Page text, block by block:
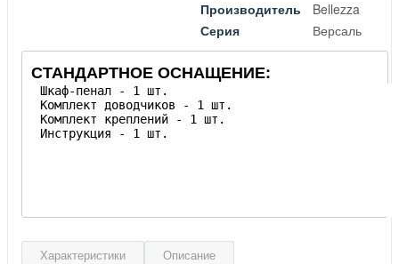
Производитель
Bellezza
Серия
Версаль
СТАНДАРТНОЕ ОСНАЩЕНИЕ:
Характеристики Описание